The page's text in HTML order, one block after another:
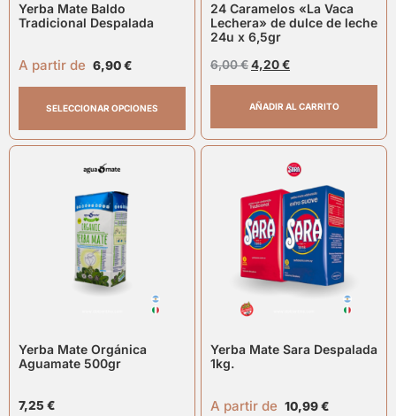
Yerba Mate Baldo
Tradicional Despalada
A partir de 6,90€
SELECCIONAR OPCIONES
24 Caramelos «La Vaca
Lechera» de dulce de leche
24u x 6,5gr
6,00€4,20€
AÑADIR AL CARRITO
Yerba Mate Orgánica
Aguamate 500gr
7,25 €
Yerba Mate Sara Despalada
1kg.
A partir de 10,99€